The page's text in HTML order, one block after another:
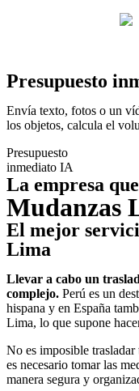
Presupuesto
Envía texto, fotos o un
los objetos, calcula el
Presupuesto
inmediato IA
La empresa
Mudanzas
El mejor
Lima
Llevar a cabo un
complejo. Perú es un
hispana y en España
Lima, lo que supone
No es imposible trasladar
es necesario tomar las
manera segura y